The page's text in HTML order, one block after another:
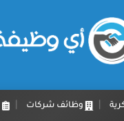
وظائف شركات